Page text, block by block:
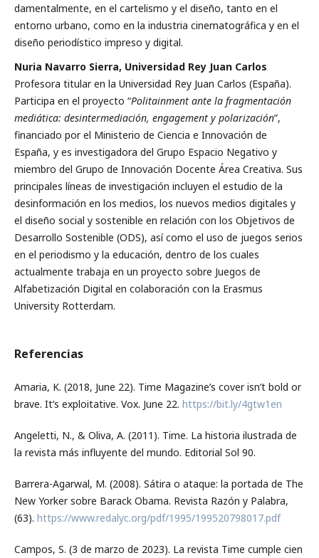
damentalmente, en el cartelismo y el diseño, tanto en el
entorno urbano, como en la industria cinematográfica y en el
diseño periodístico impreso y digital.
Nuria Navarro Sierra, Universidad Rey Juan Carlos
Profesora titular en la Universidad Rey Juan Carlos (España).
Participa en el proyecto “Politainment ante la fragmentación
mediática: desintermediación, engagement y polarización”,
financiado por el Mi­nisterio de Ciencia e Innovación de
España, y es investigadora del Grupo Espacio Negativo y
miembro del Grupo de In­novación Docente Área Creativa. Sus
principales líneas de investigación incluyen el estudio de la
desinformación en los medios, los nuevos medios digitales y
el diseño social y sostenible en relación con los Objetivos de
Desarrollo Sostenible (ODS), así como el uso de juegos serios
en el periodismo y la educación, dentro de los cuales
actualmente trabaja en un proyecto sobre Juegos de
Alfabetización Digital en colaboración con la Erasmus
University Rotterdam.
Referencias
Amaria, K. (2018, June 22). Time Magazine’s cover isn’t bold or
brave. It’s exploitative. Vox. June 22. https://bit.ly/4gtw1en
Angeletti, N., & Oliva, A. (2011). Time. La historia ilustrada de
la revista más influyente del mundo. Editorial Sol 90.
Barrera-Agarwal, M. (2008). Sátira o ataque: la portada de The
New Yorker sobre Barack Obama. Revista Razón y Palabra,
(63). https://www.redalyc.org/pdf/1995/199520798017.pdf
Campos, S. (3 de marzo de 2023). La revista Time cumple cien